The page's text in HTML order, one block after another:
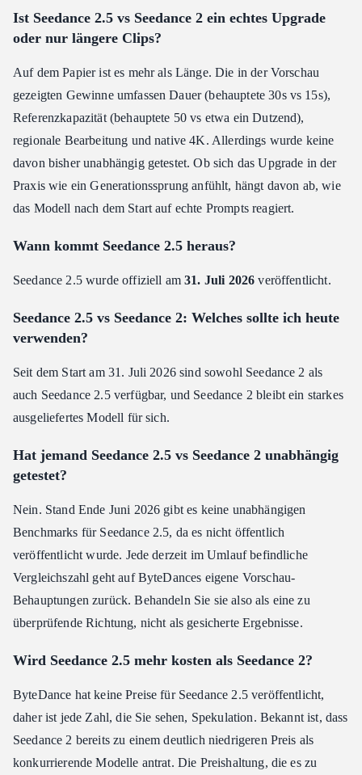
Ist Seedance 2.5 vs Seedance 2 ein echtes Upgrade
oder nur längere Clips?
Auf dem Papier ist es mehr als Länge. Die in der Vorschau
gezeigten Gewinne umfassen Dauer (behauptete 30s vs 15s),
Referenzkapazität (behauptete 50 vs etwa ein Dutzend),
regionale Bearbeitung und native 4K. Allerdings wurde keine
davon bisher unabhängig getestet. Ob sich das Upgrade in der
Praxis wie ein Generationssprung anfühlt, hängt davon ab, wie
das Modell nach dem Start auf echte Prompts reagiert.
Wann kommt Seedance 2.5 heraus?
Seedance 2.5 wurde offiziell am31. Juli 2026 veröffentlicht.
Seedance 2.5 vs Seedance 2: Welches sollte ich heute
verwenden?
Seit dem Start am 31. Juli 2026 sind sowohl Seedance 2 als
auch Seedance 2.5 verfügbar, und Seedance 2 bleibt ein starkes
ausgeliefertes Modell für sich.
Hat jemand Seedance 2.5 vs Seedance 2 unabhängig
getestet?
Nein. Stand Ende Juni 2026 gibt es keine unabhängigen
Benchmarks für Seedance 2.5, da es nicht öffentlich
veröffentlicht wurde. Jede derzeit im Umlauf befindliche
Vergleichszahl geht auf ByteDances eigene Vorschau-
Behauptungen zurück. Behandeln Sie sie also als eine zu
überprüfende Richtung, nicht als gesicherte Ergebnisse.
Wird Seedance 2.5 mehr kosten als Seedance 2?
ByteDance hat keine Preise für Seedance 2.5 veröffentlicht,
daher ist jede Zahl, die Sie sehen, Spekulation. Bekannt ist, dass
Seedance 2 bereits zu einem deutlich niedrigeren Preis als
konkurrierende Modelle antrat. Die Preishaltung, die es zu